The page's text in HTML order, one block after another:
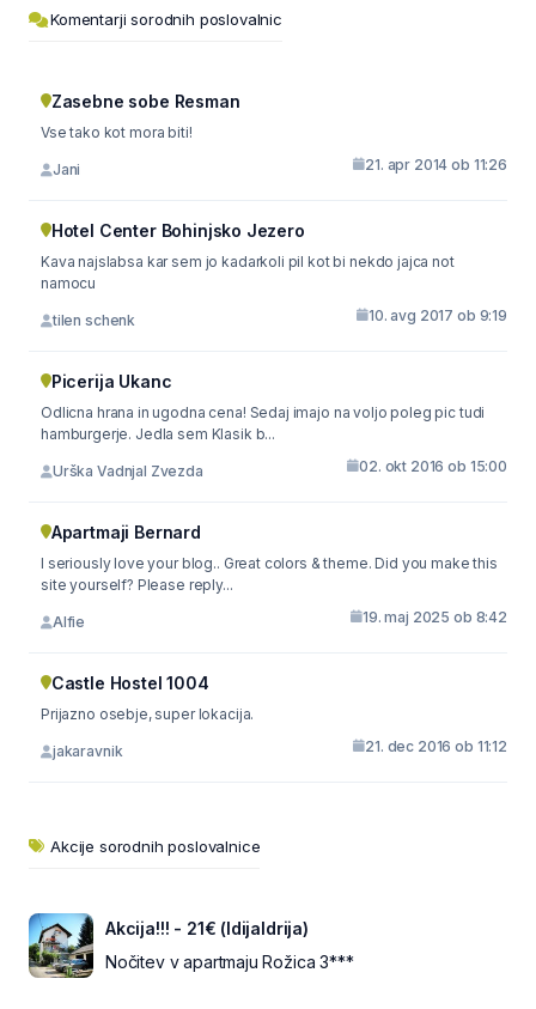
Komentarji sorodnih poslovalnic
Zasebne sobe Resman
Vse tako kot mora biti!
Jani 21. apr 2014 ob 11:26
Hotel Center Bohinjsko Jezero
Kava najslabsa kar sem jo kadarkoli pil kot bi nekdo jajca not
namocu
tilen schenk 10. avg 2017 ob 9:19
Picerija Ukanc
Odlicna hrana in ugodna cena! Sedaj imajo na voljo poleg pic tudi
hamburgerje. Jedla sem Klasik b...
Urška Vadnjal Zvezda 02. okt 2016 ob 15:00
Apartmaji Bernard
I seriously love your blog.. Great colors & theme. Did you make this
site yourself? Please reply...
Alfie 19. maj 2025 ob 8:42
Castle Hostel 1004
Prijazno osebje, super lokacija.
jakaravnik 21. dec 2016 ob 11:12
Akcije sorodnih poslovalnice
Akcija!!! - 21€ (IdijaIdrija)
Nočitev v apartmaju Rožica 3***